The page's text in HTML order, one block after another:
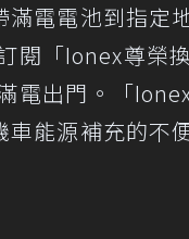
電電池到指定
閱「Ionex尊榮
出門。「Ionex
能源補充的不